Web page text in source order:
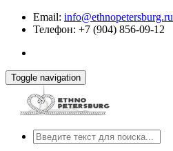
Email: info@ethnopetersburg.ru
Телефон: +7 (904) 856-09-12
Toggle navigation